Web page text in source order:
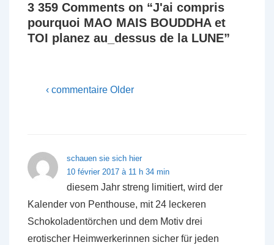
3 359 Comments on “J'ai compris
pourquoi MAO MAIS BOUDDHA et
TOI planez au_dessus de la LUNE”
‹ commentaire Older
schauen sie sich hier
10 février 2017 à 11 h 34 min
diesem Jahr streng limitiert, wird der
Kalender von Penthouse, mit 24 leckeren
Schokoladentörchen und dem Motiv drei
erotischer Heimwerkerinnen sicher für jeden